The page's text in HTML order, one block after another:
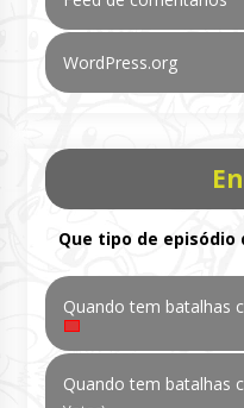
WordPress.org
Que tipo de episódio
Quando tem batalhas
Quando tem batalhas